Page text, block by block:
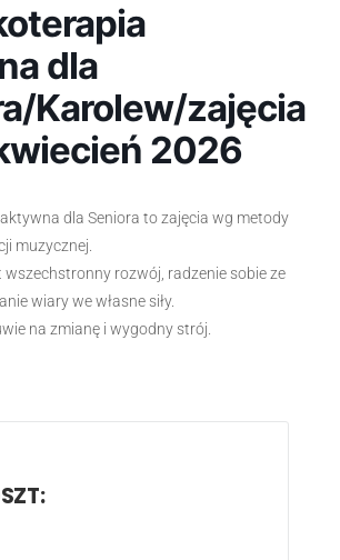
dla
Karolew/zajęcia
2026
dla Seniora to zajęcia wg metody
muzycznej.
wszechstronny rozwój, radzenie sobie ze
wiary we własne siły.
na zmianę i wygodny strój.